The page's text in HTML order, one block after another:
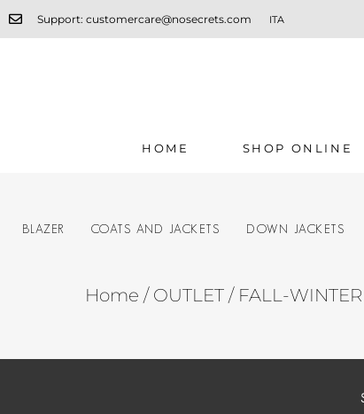
Support: customercare@nosecrets.com ITA
HOME SHOP ONLINE
BLAZER COATS AND JACKETS DOWN JACKETS
Home / OUTLET/ FALL-WINTER